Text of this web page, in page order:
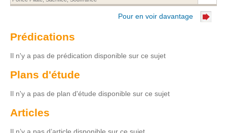
Pour en voir davantage
Prédications
Il n'y a pas de prédication disponible sur ce sujet
Plans d'étude
Il n'y a pas de plan d'étude disponible sur ce sujet
Articles